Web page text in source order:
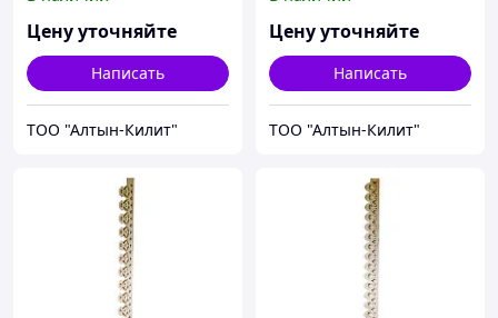
Цену уточняйте
Написать
ТОО "Алтын-Килит"
Цену уточняйте
Написать
ТОО "Алтын-Килит"